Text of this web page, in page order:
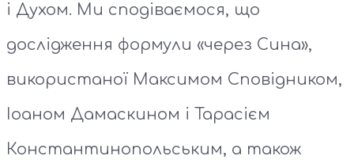
і Духом. Ми сподіваємося, що
дослідження формули «через Сина»,
використаної Максимом Сповідником,
Іоаном Дамаскином і Тарасієм
Константинопольським, а також